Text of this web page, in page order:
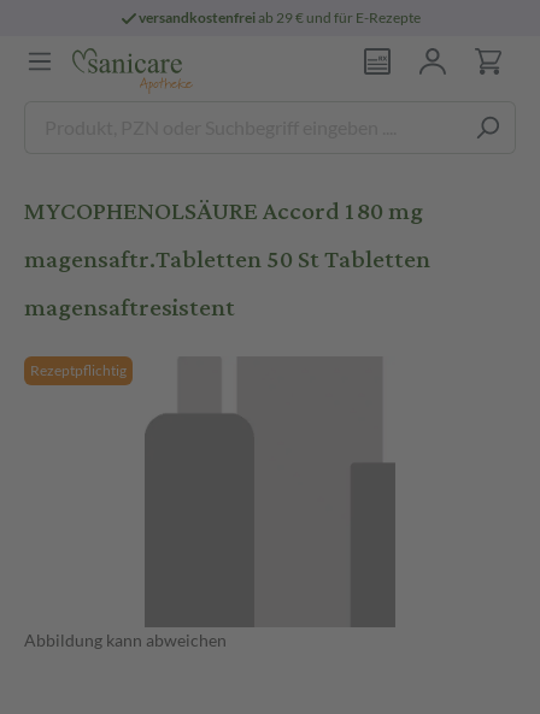
versandkostenfreiab 29 € und für E-Rezepte
MYCOPHENOLSÄURE Accord 180 mg
magensaftr.Tabletten 50 St Tabletten
magensaftresistent
Rezeptpflichtig
Abbildung kann abweichen